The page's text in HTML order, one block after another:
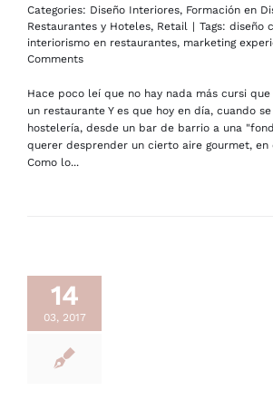
Categories: Diseño Interiores, Formación en
Restaurantes y Hoteles, Retail | Tags: diseño
interiorismo en restaurantes, marketing
Comments
Hace poco leí que no hay nada más cursi
un restaurante Y es que hoy en día, cuando
hostelería, desde un bar de barrio a una
querer desprender un cierto aire gourmet, en
Como lo...
14
03, 2017